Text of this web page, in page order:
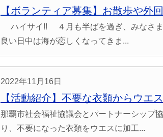
【ボランティア募集】お散歩や外
ハイサイ!! ４月も半ばを過ぎ、みなさま
良い日中は海が恋しくなってきま...
2022年11月16日
【活動紹介】不要な衣類からウエ
那覇市社会福祉協議会とパートナーシップ
り、不要になった衣類をウエスに加工...